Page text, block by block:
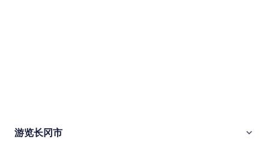
游览长冈市